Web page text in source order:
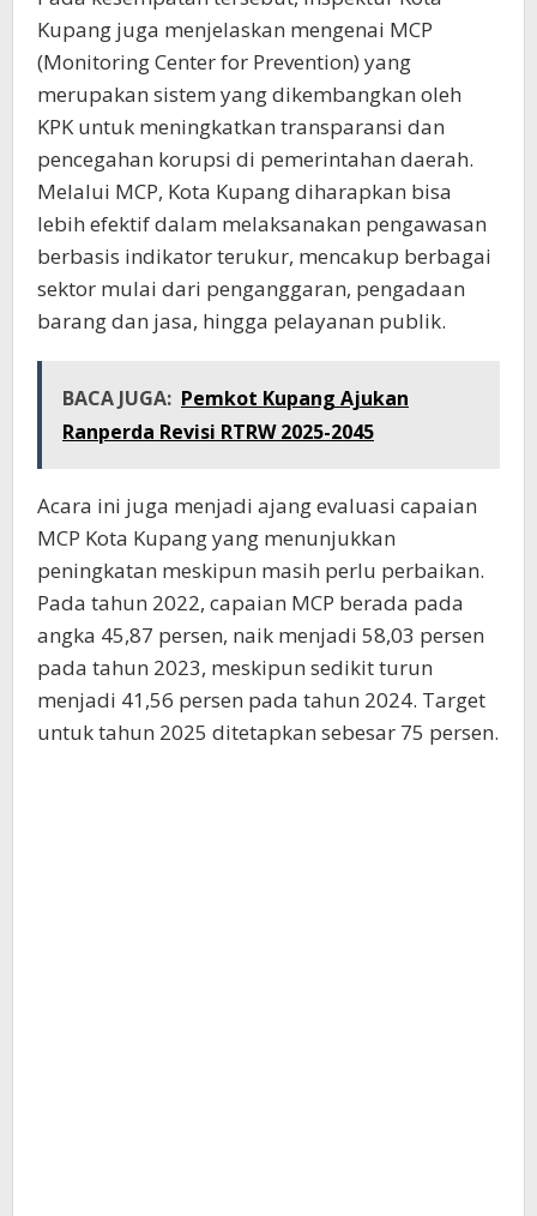
Kupang juga menjelaskan mengenai MCP
(Monitoring Center for Prevention) yang
merupakan sistem yang dikembangkan oleh
KPK untuk meningkatkan transparansi dan
pencegahan korupsi di pemerintahan daerah.
Melalui MCP, Kota Kupang diharapkan bisa
lebih efektif dalam melaksanakan pengawasan
berbasis indikator terukur, mencakup berbagai
sektor mulai dari penganggaran, pengadaan
barang dan jasa, hingga pelayanan publik.
BACA JUGA: Pemkot Kupang Ajukan
Ranperda Revisi RTRW 2025-2045
Acara ini juga menjadi ajang evaluasi capaian
MCP Kota Kupang yang menunjukkan
peningkatan meskipun masih perlu perbaikan.
Pada tahun 2022, capaian MCP berada pada
angka 45,87 persen, naik menjadi 58,03 persen
pada tahun 2023, meskipun sedikit turun
menjadi 41,56 persen pada tahun 2024. Target
untuk tahun 2025 ditetapkan sebesar 75 persen.